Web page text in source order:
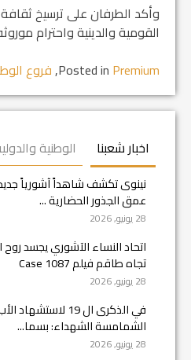
وأكد الطرفان على ترسيخ
القومية والدينية واحترام
Posted in Premium
,فروع
اخبار شعبنا الوطنية
نينوى تكشف شاهداً آشورياً
عمق الجذور الحضارية ...
28 يونيو, 2026
اتحاد النساء الآشوري يجسد روح
تجاه طاقم فيلم Case 1087
28 يونيو, 2026
في الذكرى ال 19
الشمامسة الشهداء: بسما...
28 يونيو, 2026